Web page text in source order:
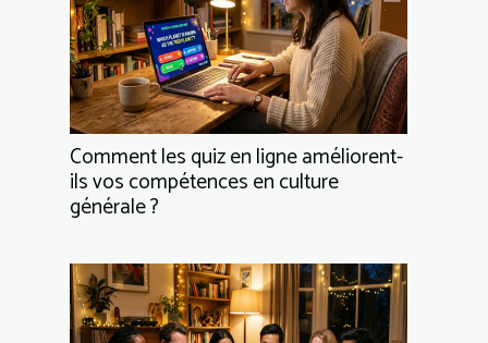
Comment les quiz en ligne améliorent-
ils vos compétences en culture
générale ?